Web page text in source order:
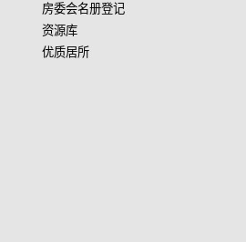
房委会名册登记
资源库
优质居所